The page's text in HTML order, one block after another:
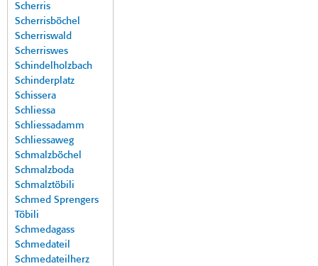
Scherris
Scherrisböchel
Scherriswald
Scherriswes
Schindelholzbach
Schinderplatz
Schissera
Schliessa
Schliessadamm
Schliessaweg
Schmalzböchel
Schmalzboda
Schmalztöbili
Schmed Sprengers
Töbili
Schmedagass
Schmedateil
Schmedateilherz